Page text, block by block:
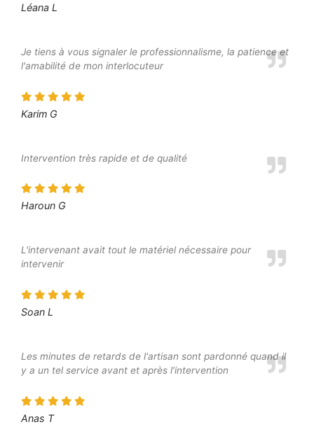
Léana L
Je tiens à vous signaler le professionnalisme, la patience et
l'amabilité de mon interlocuteur
Karim G
Intervention très rapide et de qualité
Haroun G
L'intervenant avait tout le matériel nécessaire pour
intervenir
Soan L
Les minutes de retards de l'artisan sont pardonné quand il
y a un tel service avant et après l'intervention
Anas T